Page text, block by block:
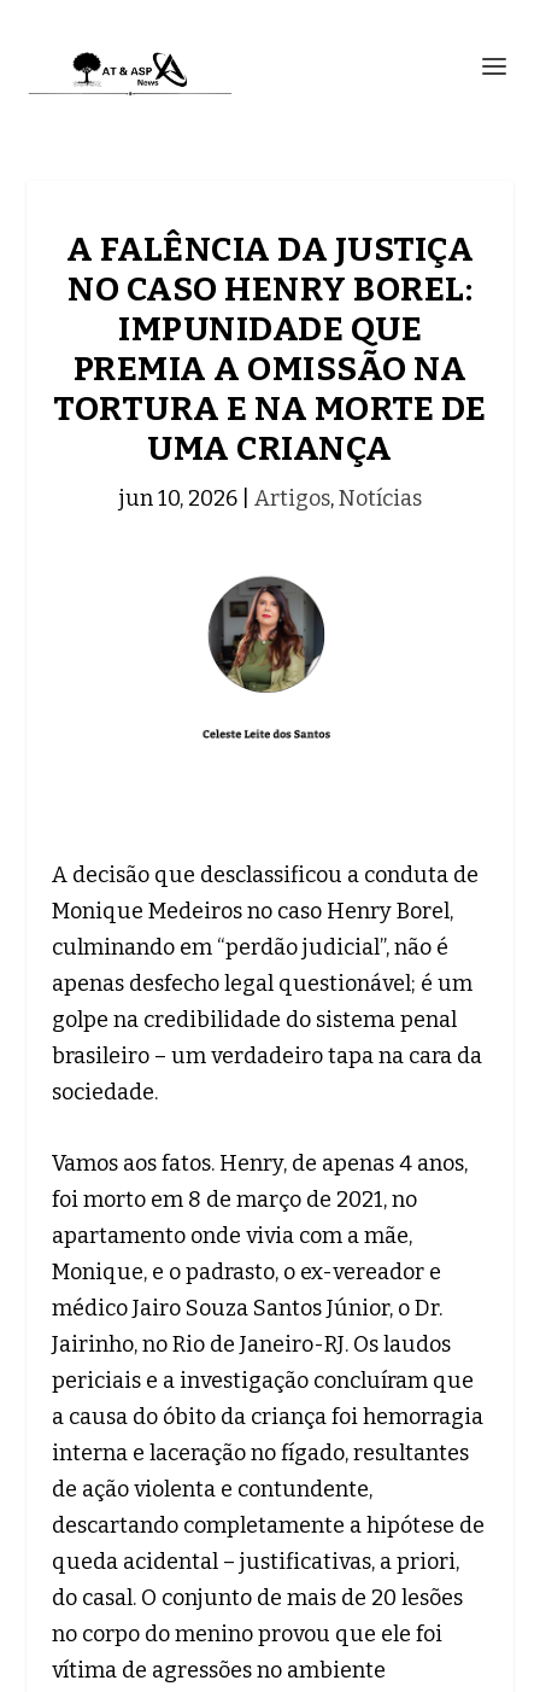
A FALÊNCIA DA JUSTIÇA
NO CASO HENRY BOREL:
IMPUNIDADE QUE
PREMIA A OMISSÃO NA
TORTURA E NA MORTE DE
UMA CRIANÇA
jun 10, 2026| Artigos,Notícias
A decisão que desclassificou a conduta de
Monique Medeiros no caso Henry Borel,
culminando em “perdão judicial”, não é
apenas desfecho legal questionável; é um
golpe na credibilidade do sistema penal
brasileiro – um verdadeiro tapa na cara da
sociedade.
Vamos aos fatos. Henry, de apenas 4 anos,
foi morto em 8 de março de 2021, no
apartamento onde vivia com a mãe,
Monique, e o padrasto, o ex-vereador e
médico Jairo Souza Santos Júnior, o Dr.
Jairinho, no Rio de Janeiro-RJ. Os laudos
periciais e a investigação concluíram que
a causa do óbito da criança foi hemorragia
interna e laceração no fígado, resultantes
de ação violenta e contundente,
descartando completamente a hipótese de
queda acidental – justificativas, a priori,
do casal. O conjunto de mais de 20 lesões
no corpo do menino provou que ele foi
vítima de agressões no ambiente